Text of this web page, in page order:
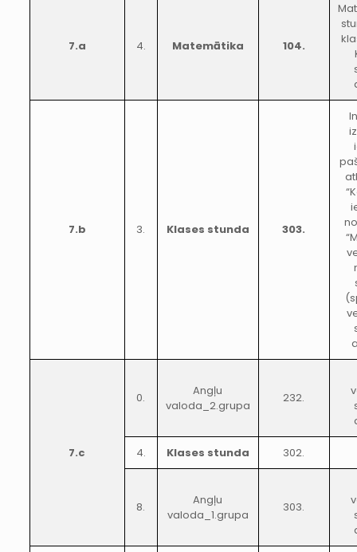
7.a 4. Matemātika 104.
7.b 3. Klases stunda 303.
7.c
0.
Angļu
valoda_2.grupa
232.
4. Klases stunda 302.
8.
Angļu
valoda_1.grupa
303.